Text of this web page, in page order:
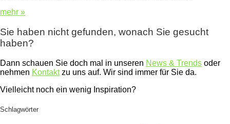
mehr »
Sie haben nicht gefunden, wonach Sie gesucht
haben?
Dann schauen Sie doch mal in unseren News & Trends oder
nehmen Kontaktzu uns auf. Wir sind immer für Sie da.
Vielleicht noch ein wenig Inspiration?
Schlagwörter